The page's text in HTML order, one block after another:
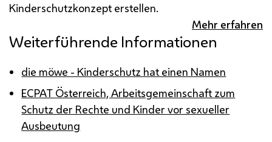
Kinderschutzkonzept erstellen.
Mehr erfahren
Weiterführende Informationen
die möwe - Kinderschutz hat einen Namen
ECPAT Österreich, Arbeitsgemeinschaft zum
Schutz der Rechte und Kinder vor sexueller
Ausbeutung